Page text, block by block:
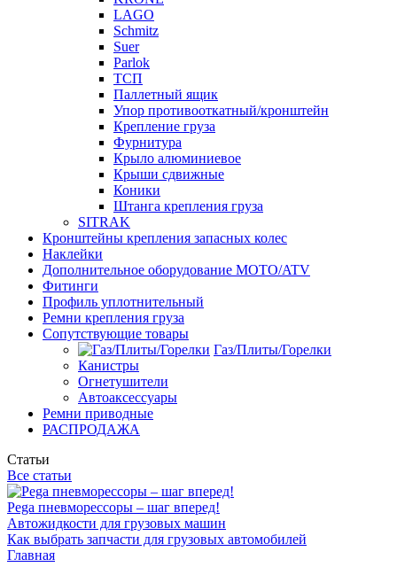
LAGO
Schmitz
Suer
Parlok
ТСП
Паллетный ящик
Упор противооткатный/кронштейн
Крепление груза
Фурнитура
Крыло алюминиевое
Крыши сдвижные
Коники
Штанга крепления груза
SITRAK
Кронштейны крепления запасных колес
Наклейки
Дополнительное оборудование MOTO/ATV
Фитинги
Профиль уплотнительный
Ремни крепления груза
Сопутствующие товары
Газ/Плиты/Горелки
Канистры
Огнетушители
Автоаксессуары
Ремни приводные
РАСПРОДАЖА
Статьи
Все статьи
Pega пневморессоры – шаг вперед!
Автожидкости для грузовых машин
Как выбрать запчасти для грузовых автомобилей
Главная